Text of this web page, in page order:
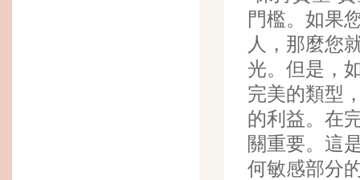
門檻。如果
人，那麼您
光。但是，
完美的類型
的利益。在
關重要。這
何敏感部分